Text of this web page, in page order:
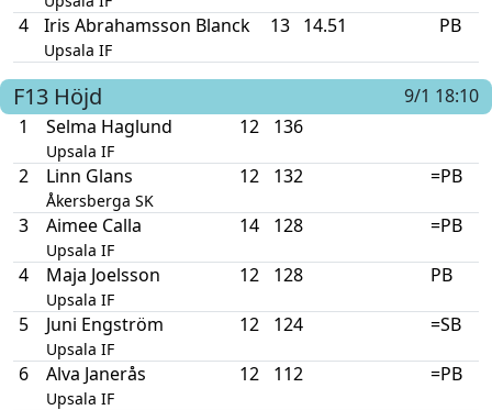
4 Iris Abrahamsson Blanck
Upsala IF
13 14.51 PB
F13 Höjd
9/1 18:10
1
Selma Haglund
Upsala IF
12 136
2 Linn Glans
Åkersberga SK
12 132 =PB
3 Aimee Calla
Upsala IF
14 128 =PB
4 Maja Joelsson
Upsala IF
12 128 PB
5 Juni Engström
Upsala IF
12 124 =SB
6 Alva Janerås
Upsala IF
12 112 =PB